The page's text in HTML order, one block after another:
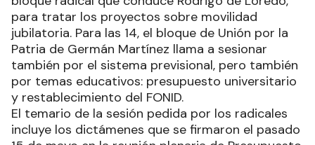
para tratar los proyectos sobre movilidad
jubilatoria. Para las 14, el bloque de Unión por la
Patria de Germán Martínez llama a sesionar
también por el sistema previsional, pero también
por temas educativos: presupuesto universitario
y restablecimiento del FONID.
El temario de la sesión pedida por los radicales
incluye los dictámenes que se firmaron el pasado